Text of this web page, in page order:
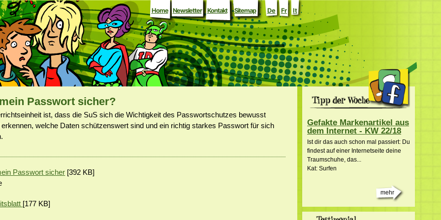
De Fr It
Home Newsletter Kontakt Sitemap
Passwort sicher?
ist, dass die SuS sich die Wichtigkeit des Passwortschutzes bewusst
welche Daten schützenswert sind und ein richtig starkes Passwort für sich
Passwort sicher [392 KB]
[177 KB]
Gefakte Markenartikel aus
dem Internet - KW 22/18
Ist dir das auch schon mal passiert: Du
findest auf einer Internetseite deine
Traumschuhe, das...
Kat: Surfen
mehr